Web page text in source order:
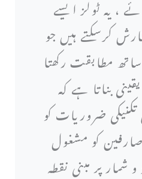
، یہ ٹولز ایسے
کرسکتے ہیں جو
مطابقت رکھتا
بناتا ہے کہ
ضروریات کو
کو مشغول
پر مبنی نقطہ